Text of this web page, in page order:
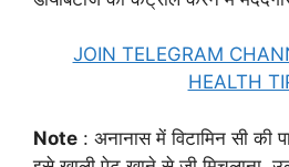
JOIN TELEGRAM
HEALTH
Note : अनानास में विटामिन सी की